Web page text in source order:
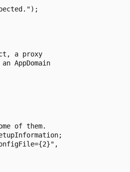
a proxy
AppDomain
of them.